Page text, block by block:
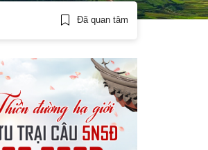
Đã quan tâm